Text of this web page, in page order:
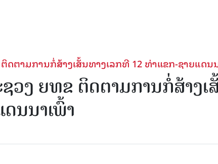
ຕາມການກໍ່ສ້າງເສັ້ນທາງເລກທີ 12 ທ່າແຂກ-ຊາຍແດນ
ວງ ຍທຂ ຕິດຕາມການກໍ່ສ້າງເ
ນນາເພົ້າ